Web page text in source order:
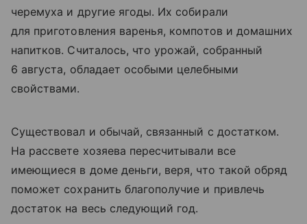
черемуха и другие ягоды. Их собирали
для приготовления варенья, компотов и домашних
напитков. Считалось, что урожай, собранный
6 августа, обладает особыми целебными
свойствами.
Существовал и обычай, связанный с достатком.
На рассвете хозяева пересчитывали все
имеющиеся в доме деньги, веря, что такой обряд
поможет сохранить благополучие и привлечь
достаток на весь следующий год.